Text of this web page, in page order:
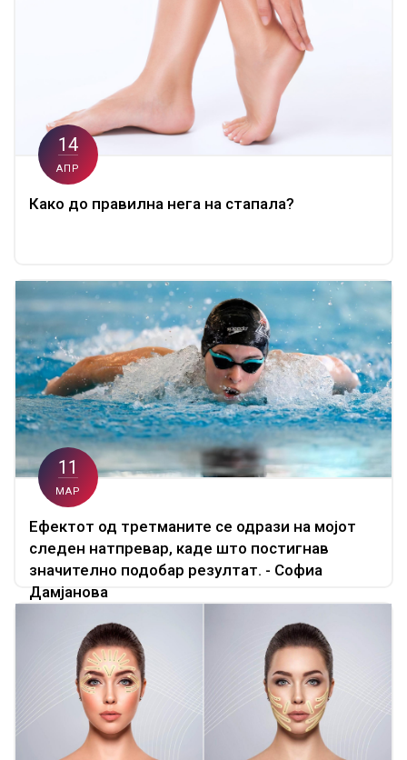
14
АПР
Како до правилна нега на стапала?
11
МАР
Ефектот од третманите се одрази на мојот
следен натпревар, каде што постигнав
значително подобар резултат. - Софиа
Дамјанова